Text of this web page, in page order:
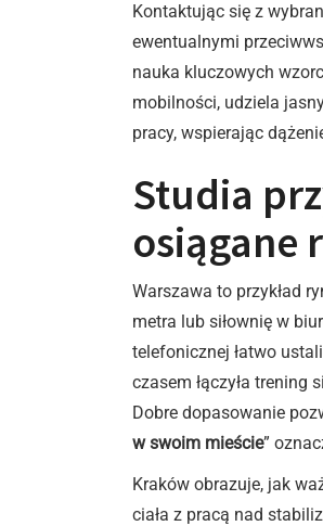
Kontaktując się z
ewentualnymi
nauka kluczowych
mobilności, udziela
pracy, wspierając
Studia
osiągane
Warszawa to przykład
metra lub siłownię w
telefonicznej łatwo
czasem łączyła trening
Dobre dopasowanie
w swoim mieście”
Kraków obrazuje, jak
ciała z pracą nad